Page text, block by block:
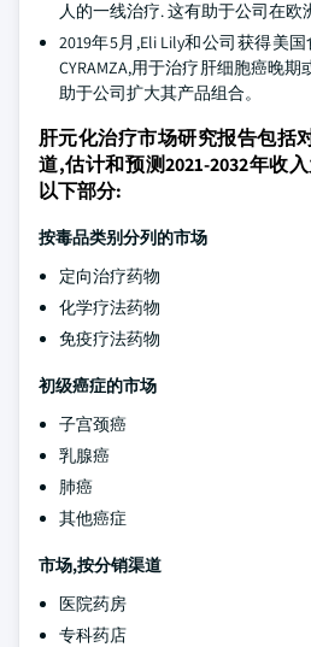
人的一线治疗. 这有助于公司在欧
2019年5月,Eli Lily和公司获得美
CYRAMZA,用于治疗肝细胞癌晚期
助于公司扩大其产品组合。
肝元化治疗市场研究报告包括
道,估计和预测2021-2032年收
以下部分:
按毒品类别分列的市场
定向治疗药物
化学疗法药物
免疫疗法药物
初级癌症的市场
子宫颈癌
乳腺癌
肺癌
其他癌症
市场,按分销渠道
医院药房
专科药店